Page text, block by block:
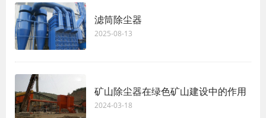
滤筒除尘器
2025-08-13
矿山除尘器在绿色矿山建设中的作用
2024-03-18